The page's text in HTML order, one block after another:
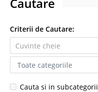
Criterii de Cautare:
Cauta si in subcategorii